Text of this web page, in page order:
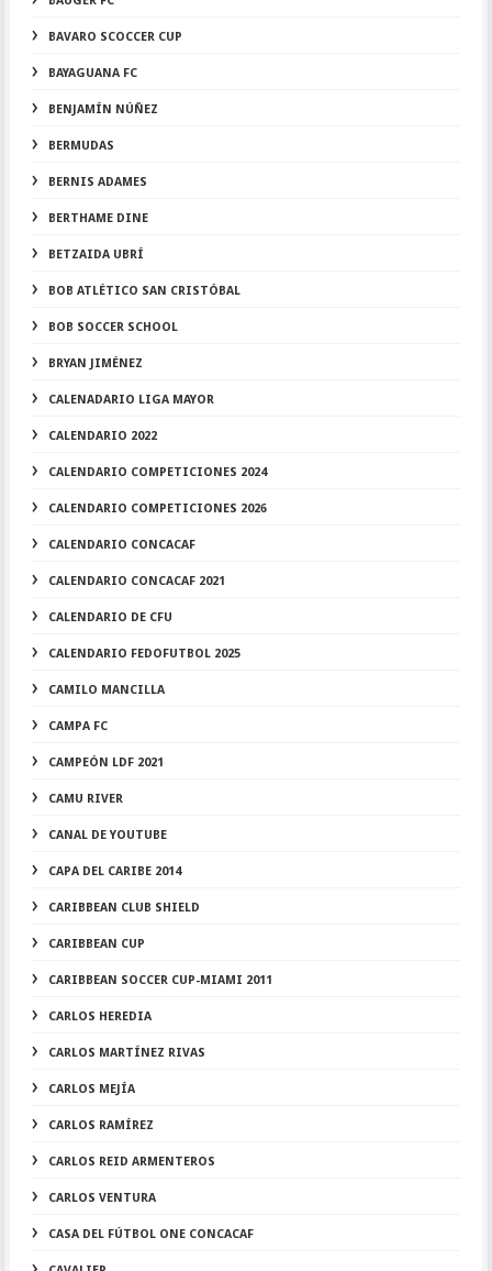
BAVARO SCOCCER CUP
BAYAGUANA FC
BENJAMÍN NÚÑEZ
BERMUDAS
BERNIS ADAMES
BERTHAME DINE
BETZAIDA UBRÍ
BOB ATLÉTICO SAN CRISTÓBAL
BOB SOCCER SCHOOL
BRYAN JIMÉNEZ
CALENADARIO LIGA MAYOR
CALENDARIO 2022
CALENDARIO COMPETICIONES 2024
CALENDARIO COMPETICIONES 2026
CALENDARIO CONCACAF
CALENDARIO CONCACAF 2021
CALENDARIO DE CFU
CALENDARIO FEDOFUTBOL 2025
CAMILO MANCILLA
CAMPA FC
CAMPEÓN LDF 2021
CAMU RIVER
CANAL DE YOUTUBE
CAPA DEL CARIBE 2014
CARIBBEAN CLUB SHIELD
CARIBBEAN CUP
CARIBBEAN SOCCER CUP-MIAMI 2011
CARLOS HEREDIA
CARLOS MARTÍNEZ RIVAS
CARLOS MEJÍA
CARLOS RAMÍREZ
CARLOS REID ARMENTEROS
CARLOS VENTURA
CASA DEL FÚTBOL ONE CONCACAF